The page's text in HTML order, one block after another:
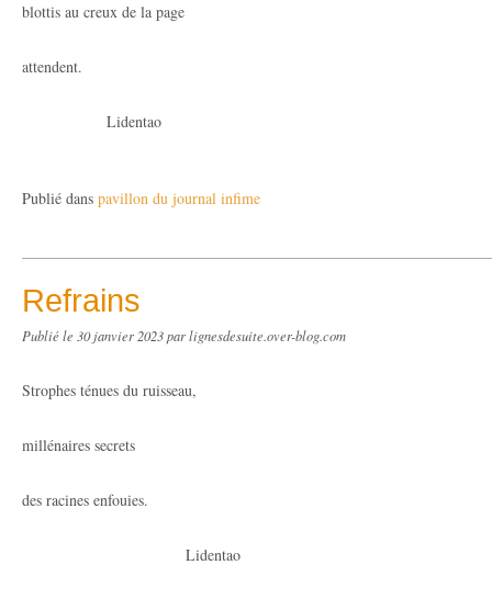
blottis au creux de la page
attendent.
Lidentao
Publié dans pavillon du journal infime
Refrains
Publié le 30 janvier 2023par lignesdesuite.over-blog.com
Strophes ténues du ruisseau,
millénaires secrets
des racines enfouies.
Lidentao